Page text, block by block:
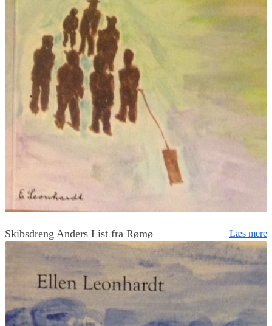
Skibsdreng Anders List fra Rømø Læs mere